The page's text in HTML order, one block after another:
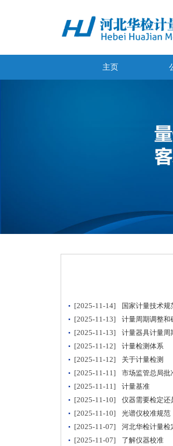
主页
[2025-11-14] 国家计量技术规
[2025-11-13] 计量周期调整和
[2025-11-13] 计量器具计量周
[2025-11-12] 计量检测体系
[2025-11-12] 关于计量检测
[2025-11-11] 市场监管总局批
[2025-11-11] 计量基准
[2025-11-10] 仪器需要检定还
[2025-11-10] 光谱仪校准规范
[2025-11-07] 河北华检计量检
[2025-11-07] 了解仪器校准